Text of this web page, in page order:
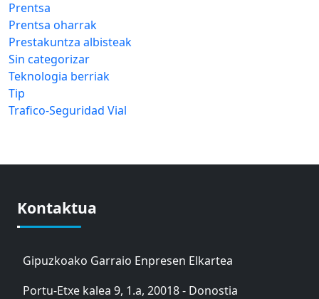
Prentsa
Prentsa oharrak
Prestakuntza albisteak
Sin categorizar
Teknologia berriak
Tip
Trafico-Seguridad Vial
Kontaktua
Gipuzkoako Garraio Enpresen Elkartea
Portu-Etxe kalea 9, 1.a, 20018 - Donostia